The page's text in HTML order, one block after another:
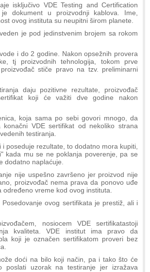
isključivo VDE Testing and Certification
dokument u proizvodnji kablova. Ime,
ovog instituta su neupitni širom planete.
je pod jedinstvenim brojem sa rokom
i do 2 godine. Nakon opsežnih provera
tj proizvodnih tehnologija, tokom prve
stiče pravo na tzv. preliminarni
daju pozitivne rezultate, proizvođač
koji će važiti dve godine nakon
koja sama po sebi govori mnogo, da
konačni VDE sertifikat od nekoliko strana
testiranja.
i poseduje rezultate, to dodatno mora kupiti,
kada mu se ne poklanja poverenje, pa se
dodatno naplaćuje.
nije uspešno završeno jer proizvod nije
proizvođač nema prava da ponovo uđe
određeno vreme kod ovog instituta.
Posedovanje ovog sertifikata je prestiž, ali i
nosiocem VDE sertifikatastoji
kvaliteta. VDE institut ima pravo da
koji je označen sertifikatom proveri bez
doći na bilo koji način, pa i tako što će
poslati uzorak na testiranje jer izražava